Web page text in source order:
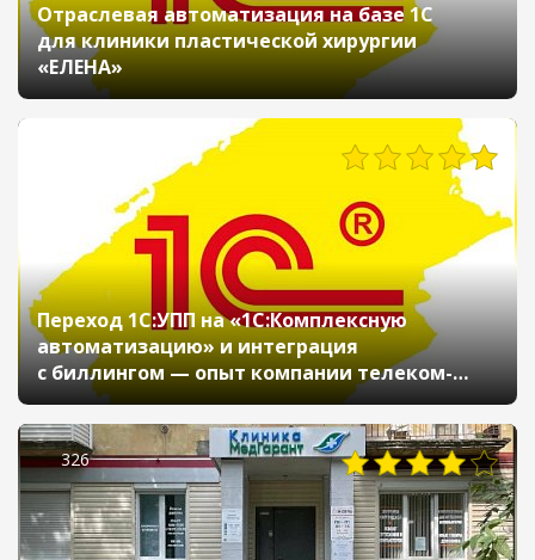
Отраслевая автоматизация на базе 1С
для клиники пластической хирургии
«ЕЛЕНА»
Переход 1С:УПП на «1С:Комплексную
автоматизацию» и интеграция
с биллингом — опыт компании телеком-
индустрии
326